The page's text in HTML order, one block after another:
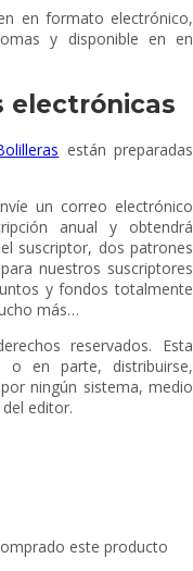
en formato electrónico,
y disponible en en
electrónicas
están preparadas
un correo electrónico
anual y obtendrá
suscriptor, dos patrones
nuestros suscriptores
y fondos totalmente
más…
reservados. Esta
o en parte, distribuirse,
ningún sistema, medio
editor.
este producto